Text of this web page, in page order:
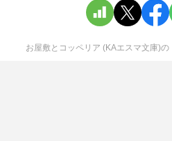
お屋敷とコッペリア (KAエスマ文庫)の